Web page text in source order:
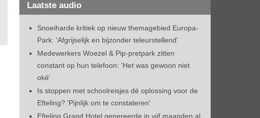
Laatste audio
Snoeiharde kritiek op nieuw themagebied Europa-
Park: 'Afgrijselijk en bijzonder teleurstellend'
Medewerkers Woezel & Pip-pretpark zitten
constant op hun telefoon: 'Het was gewoon niet
oké'
Is stoppen met schoolreisjes dé oplossing voor de
Efteling? 'Pijnlijk om te constateren'
Efteling Grand Hotel genereerde in vijf maanden al